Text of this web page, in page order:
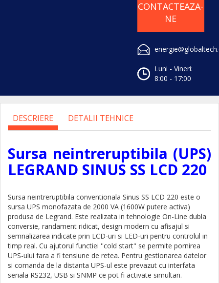
CONTACTEAZA-
NE
Luni - Vineri:
8:00 - 17:00
DESCRIERE DETALII TEHNICE
Sursa neintreruptibila (UPS)
LEGRAND SINUS SS LCD 220
Sursa neintreruptibila conventionala Sinus SS LCD 220 este o
sursa UPS monofazata de 2000 VA (1600W putere activa)
produsa de Legrand. Este realizata in tehnologie On-Line dubla
conversie, randament ridicat, design modern cu afisajul si
semnalizarea indicate prin LCD-uri si LED-uri pentru controlul in
timp real. Cu ajutorul functiei ''cold start'' se permite pornirea
UPS-ului fara a fi tensiune de retea. Pentru gestionarea datelor
si comanda de la distanta UPS-ul este prevazut cu interfata
seriala RS232, USB si SNMP ce pot fi activate simultan.